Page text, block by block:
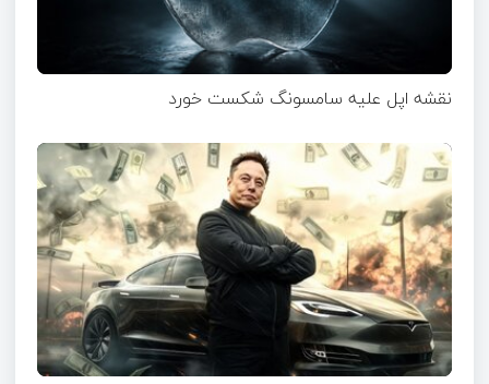
نقشه اپل علیه سامسونگ شکست خورد